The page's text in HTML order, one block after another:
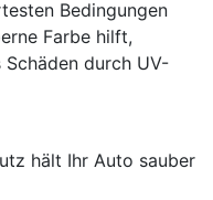
Bedingungen
Farbe hilft,
durch UV-
hält Ihr Auto sauber